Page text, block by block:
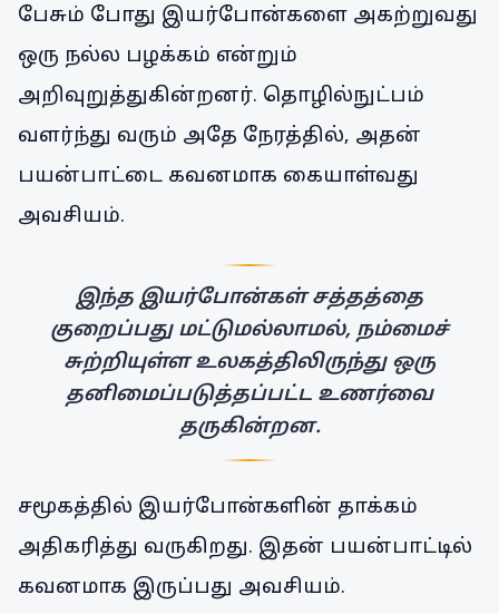
பேசும் போது இயர்போன்களை அகற்றுவது
ஒரு நல்ல பழக்கம் என்றும்
அறிவுறுத்துகின்றனர். தொழில்நுட்பம்
வளர்ந்து வரும் அதே நேரத்தில், அதன்
பயன்பாட்டை கவனமாக கையாள்வது
அவசியம்.
இந்த இயர்போன்கள் சத்தத்தை
குறைப்பது மட்டுமல்லாமல், நம்மைச்
சுற்றியுள்ள உலகத்திலிருந்து ஒரு
தனிமைப்படுத்தப்பட்ட உணர்வை
தருகின்றன.
சமூகத்தில் இயர்போன்களின் தாக்கம்
அதிகரித்து வருகிறது. இதன் பயன்பாட்டில்
கவனமாக இருப்பது அவசியம்.